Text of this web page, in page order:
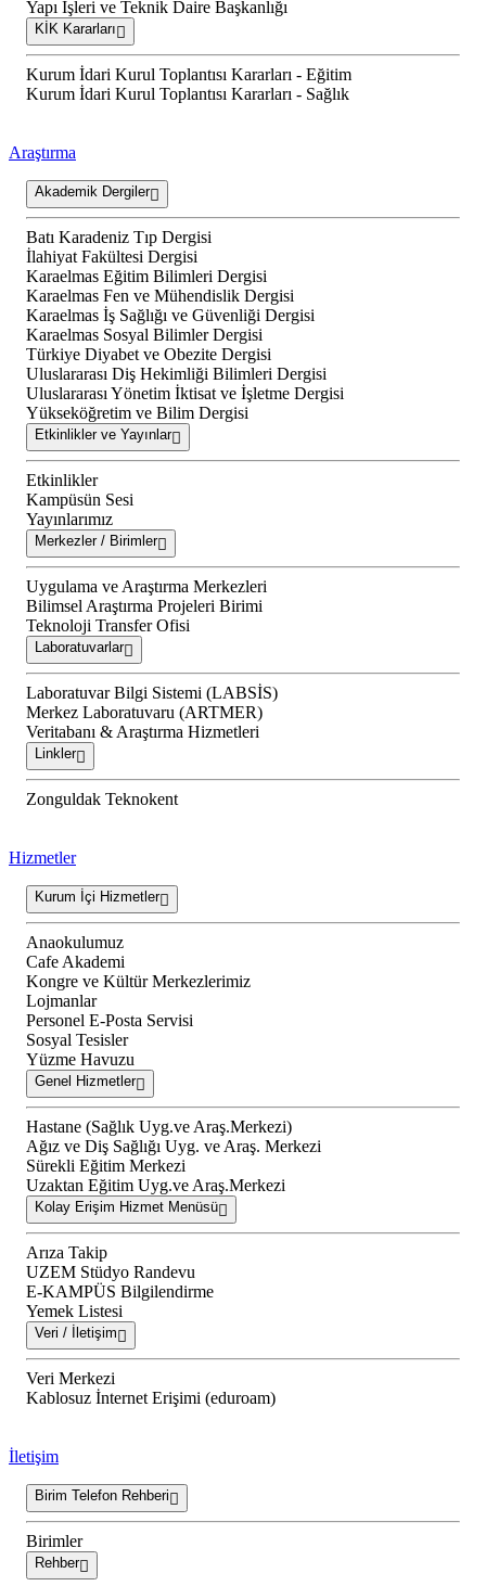
Yapı İşleri ve Teknik Daire Başkanlığı
KİK Kararları
Kurum İdari Kurul Toplantısı Kararları - Eğitim
Kurum İdari Kurul Toplantısı Kararları - Sağlık
Araştırma
Akademik Dergiler
Batı Karadeniz Tıp Dergisi
İlahiyat Fakültesi Dergisi
Karaelmas Eğitim Bilimleri Dergisi
Karaelmas Fen ve Mühendislik Dergisi
Karaelmas İş Sağlığı ve Güvenliği Dergisi
Karaelmas Sosyal Bilimler Dergisi
Türkiye Diyabet ve Obezite Dergisi
Uluslararası Diş Hekimliği Bilimleri Dergisi
Uluslararası Yönetim İktisat ve İşletme Dergisi
Yükseköğretim ve Bilim Dergisi
Etkinlikler ve Yayınlar
Etkinlikler
Kampüsün Sesi
Yayınlarımız
Merkezler / Birimler
Uygulama ve Araştırma Merkezleri
Bilimsel Araştırma Projeleri Birimi
Teknoloji Transfer Ofisi
Laboratuvarlar
Laboratuvar Bilgi Sistemi (LABSİS)
Merkez Laboratuvaru (ARTMER)
Veritabanı & Araştırma Hizmetleri
Linkler
Zonguldak Teknokent
Hizmetler
Kurum İçi Hizmetler
Anaokulumuz
Cafe Akademi
Kongre ve Kültür Merkezlerimiz
Lojmanlar
Personel E-Posta Servisi
Sosyal Tesisler
Yüzme Havuzu
Genel Hizmetler
Hastane (Sağlık Uyg.ve Araş.Merkezi)
Ağız ve Diş Sağlığı Uyg. ve Araş. Merkezi
Sürekli Eğitim Merkezi
Uzaktan Eğitim Uyg.ve Araş.Merkezi
Kolay Erişim Hizmet Menüsü
Arıza Takip
UZEM Stüdyo Randevu
E-KAMPÜS Bilgilendirme
Yemek Listesi
Veri / İletişim
Veri Merkezi
Kablosuz İnternet Erişimi (eduroam)
İletişim
Birim Telefon Rehberi
Birimler
Rehber